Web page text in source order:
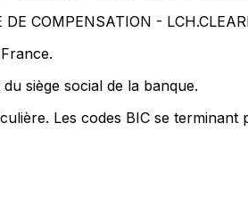
COMPENSATION -
siège social de la banque.
Les codes BIC se